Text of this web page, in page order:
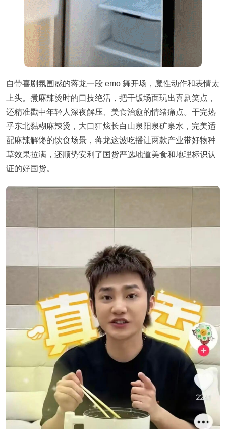
自带喜剧氛围感的蒋龙一段 emo 舞开场，魔性动作和表情太
上头。煮麻辣烫时的口技绝活，把干饭场面玩出喜剧笑点，
还精准戳中年轻人深夜解压、美食治愈的情绪痛点。干完热
乎东北黏糊麻辣烫，大口狂炫长白山泉阳泉矿泉水，完美适
配麻辣解馋的饮食场景，蒋龙这波吃播让两款产业带好物种
草效果拉满，还顺势安利了国货严选地道美食和地理标识认
证的好国货。